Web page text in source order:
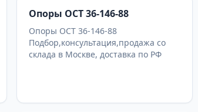
Опоры ОСТ 36-146-88
Опоры ОСТ 36-146-88
Подбор,консультация,продажа со
склада в Москве, доставка по РФ